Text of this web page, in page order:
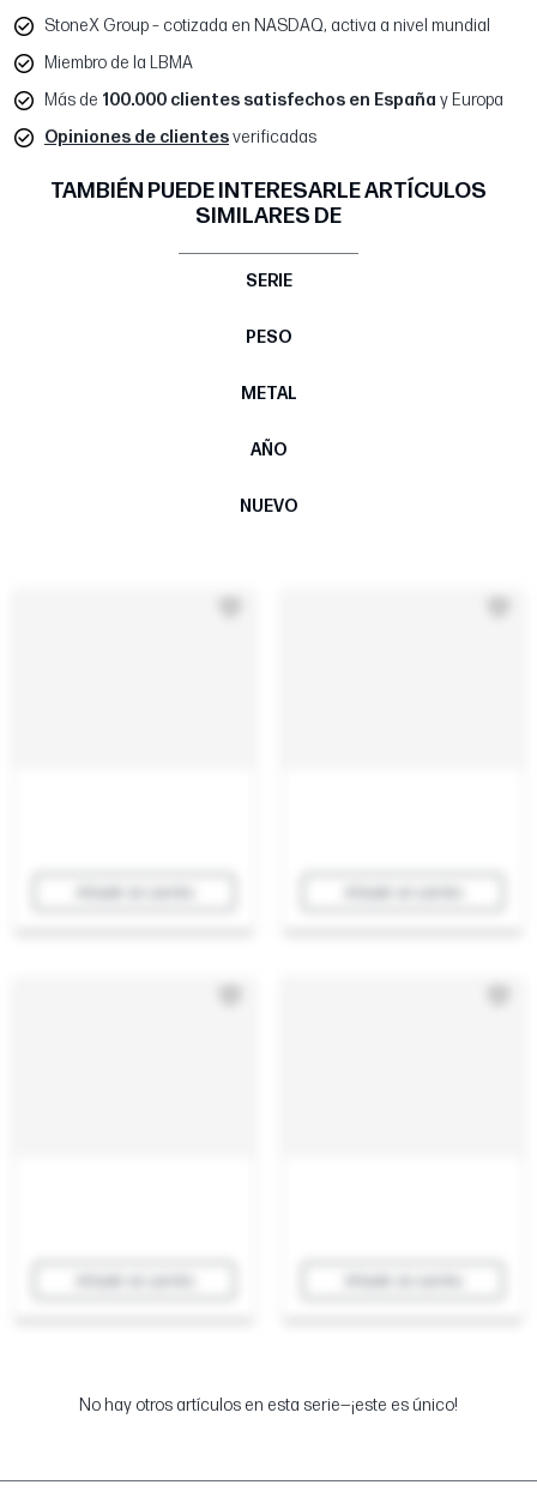
StoneX Group – cotizada en NASDAQ, activa a nivel mundial
Miembro de la LBMA
Más de 100.000 clientes satisfechos en España y Europa
Opiniones de clientesverificadas
TAMBIÉN PUEDE INTERESARLE ARTÍCULOS
SIMILARES DE
SERIE
PESO
METAL
AÑO
NUEVO
No hay otros artículos en esta serie—¡este es único!